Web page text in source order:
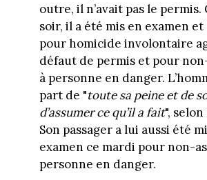
outre, il n’avait pas le permis.
soir, il a été mis en examen
pour homicide involontaire
défaut de permis et pour
à personne en danger.
part de "toute sa peine et de
d’assumer ce qu’il a fait", selon
Son passager a lui aussi été
examen ce mardi pour non-
personne en danger.